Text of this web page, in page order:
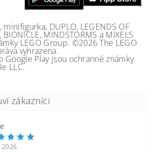
minifigurka, DUPLO, LEGENDS OF
MINDSTORMS a MIXELS
LEGO Group. ©2026 The LEGO
vyhrazena.
Google Play jsou ochranné známky
LLC.